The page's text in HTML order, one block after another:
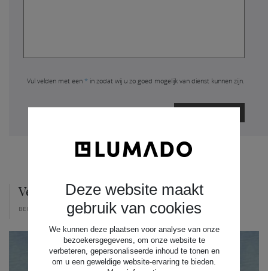
Deze website maakt
gebruik van cookies
We kunnen deze plaatsen voor analyse van onze
bezoekersgegevens, om onze website te
verbeteren, gepersonaliseerde inhoud te tonen en
om u een geweldige website-ervaring te bieden.
Vul velden met een * in zodat wij u zo goed mogelijk van dienst kunnen zijn.
Vergelijkbare projecten
BEKIJK ONZE PROJECTEN EN ZIE DE MOGELIJKHEDEN